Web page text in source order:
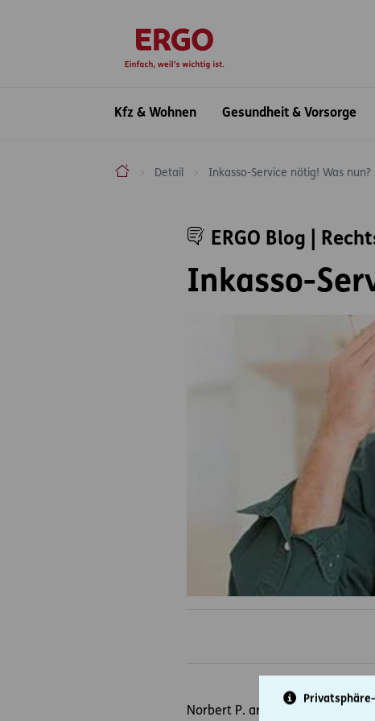
Kfz & Wohnen
Gesundheit & Vorsorge
ERGO Versicherung Aktiengesellschaft
Detail Inkasso-Service nötig! Was nun?
Inkasso-
ERGO Blog |
Norbert P. arbeitet als